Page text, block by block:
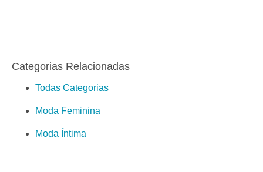
Categorias Relacionadas
Todas Categorias
Moda Feminina
Moda Íntima